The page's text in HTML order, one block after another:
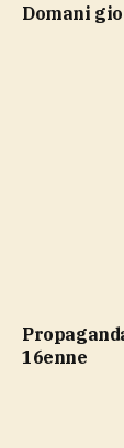
domani
propaganda jihadista e neonazista, arrestato
16enne